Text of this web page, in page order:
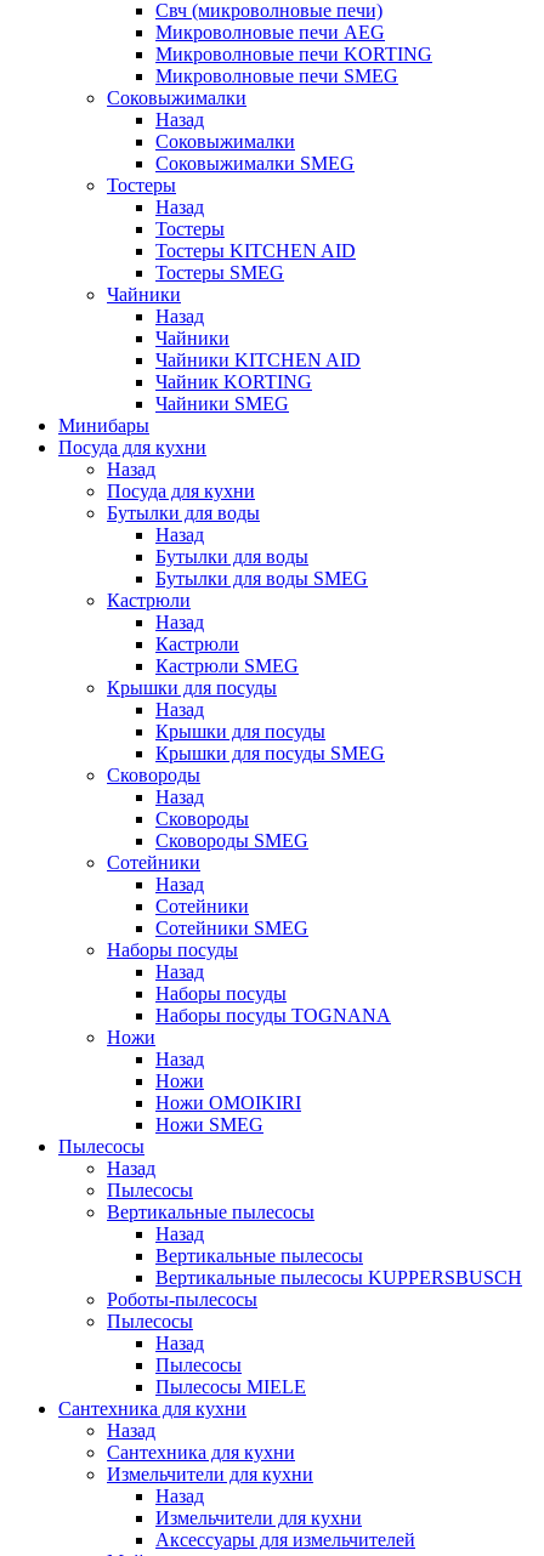
Свч (микроволновые печи)
Микроволновые печи AEG
Микроволновые печи KORTING
Микроволновые печи SMEG
Соковыжималки
Назад
Соковыжималки
Соковыжималки SMEG
Тостеры
Назад
Тостеры
Тостеры KITCHEN AID
Тостеры SMEG
Чайники
Назад
Чайники
Чайники KITCHEN AID
Чайник KORTING
Чайники SMEG
Минибары
Посуда для кухни
Назад
Посуда для кухни
Бутылки для воды
Назад
Бутылки для воды
Бутылки для воды SMEG
Кастрюли
Назад
Кастрюли
Кастрюли SMEG
Крышки для посуды
Назад
Крышки для посуды
Крышки для посуды SMEG
Сковороды
Назад
Сковороды
Сковороды SMEG
Сотейники
Назад
Сотейники
Сотейники SMEG
Наборы посуды
Назад
Наборы посуды
Наборы посуды TOGNANA
Ножи
Назад
Ножи
Ножи OMOIKIRI
Ножи SMEG
Пылесосы
Назад
Пылесосы
Вертикальные пылесосы
Назад
Вертикальные пылесосы
Вертикальные пылесосы KUPPERSBUSCH
Роботы-пылесосы
Пылесосы
Назад
Пылесосы
Пылесосы MIELE
Сантехника для кухни
Назад
Сантехника для кухни
Измельчители для кухни
Назад
Измельчители для кухни
Аксессуары для измельчителей